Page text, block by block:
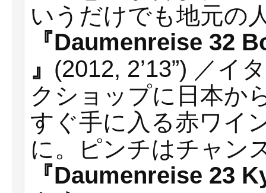
いうだけでも地元の
『Daumenreise 32
』 (2012, 2’13”) ／イ
クショップに日本か
すぐ手に入る赤ワイ
に。ピンチはチャン
『Daumenreise 23